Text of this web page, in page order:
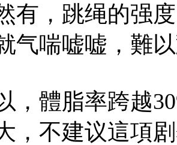
有，跳绳的强
气喘嘘嘘，難
，體脂率跨越
，不建议這項